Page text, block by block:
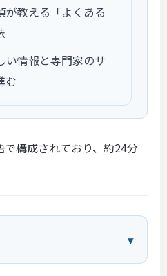
が教える「よくある
い情報と専門家のサ
む
構成されており、約24分